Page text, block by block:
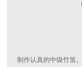
制作认真的中级竹笛